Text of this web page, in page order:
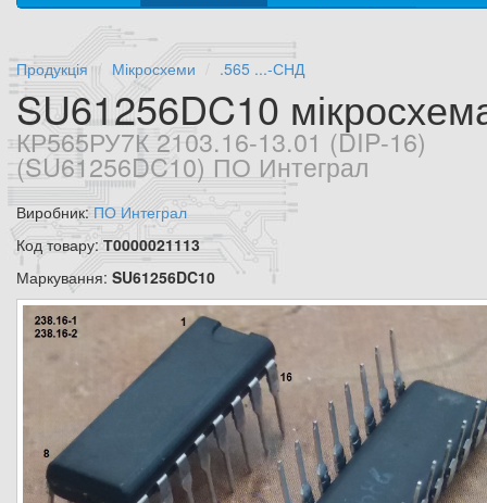
Продукція Мікросхеми .565 ...-СНД
SU61256DC10
КР565РУ7К 2103.16-13.01 (DIP-16)
(SU61256DC10) ПО Интеграл
Виробник: ПО Интеграл
Код товару:Т0000021113
Маркування: SU61256DC10